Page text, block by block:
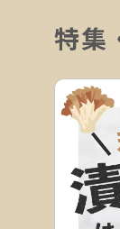
特集